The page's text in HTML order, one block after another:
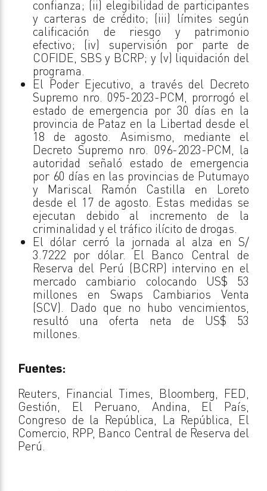
confianza; (ii) elegibilidad de participantes
y carteras de crédito; (iii) límites según
calificación de riesgo y patrimonio
efectivo; (iv) supervisión por parte de
COFIDE, SBS y BCRP; y (v) liquidación del
programa.
El Poder Ejecutivo, a través del Decreto
Supremo nro. 095-2023-PCM, prorrogó el
estado de emergencia por 30 días en la
provincia de Pataz en la Libertad desde el
18 de agosto. Asimismo, mediante el
Decreto Supremo nro. 096-2023-PCM, la
autoridad señaló estado de emergencia
por 60 días en las provincias de Putumayo
y Mariscal Ramón Castilla en Loreto
desde el 17 de agosto. Estas medidas se
ejecutan debido al incremento de la
criminalidad y el tráfico ilícito de drogas.
El dólar cerró la jornada al alza en S/
3.7222 por dólar. El Banco Central de
Reserva del Perú (BCRP) intervino en el
mercado cambiario colocando US$ 53
millones en Swaps Cambiarios Venta
(SCV). Dado que no hubo vencimientos,
resultó una oferta neta de US$ 53
millones.
Fuentes:
Reuters, Financial Times, Bloomberg, FED,
Gestión, El Peruano, Andina, El País,
Congreso de la República, La República, El
Comercio, RPP, Banco Central de Reserva del
Perú.